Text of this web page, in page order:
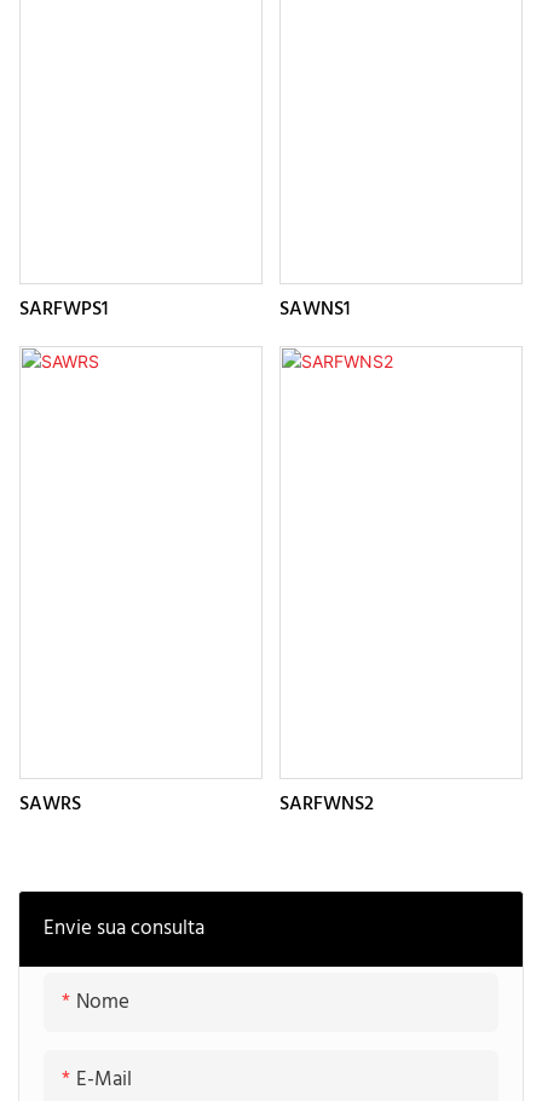
Envie sua consulta
Nome
E-Mail
SARFWPS1 SAWNS1
SAWRS SARFWNS2